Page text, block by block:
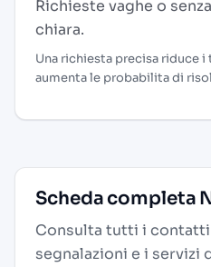
Richieste vaghe o
chiara.
Una richiesta precisa riduce
aumenta le probabilita di
Scheda completa
Consulta tutti i
segnalazioni e i servizi